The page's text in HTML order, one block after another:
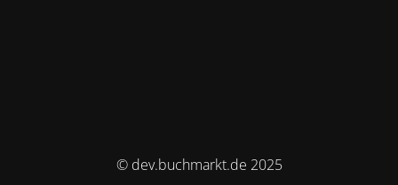
© dev.buchmarkt.de 2025